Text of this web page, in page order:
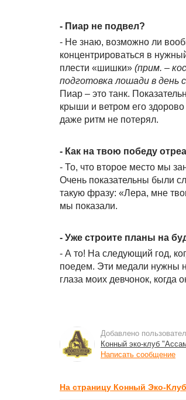
- Пиар не подвел?
- Не знаю, возможно ли
концентрироваться в
плести «шишки» (прим. –
подготовка лошади в день
Пиар – это танк.
крыши и ветром его
даже ритм не потерял.
- Как на твою победу
- То, что второе место мы
Очень показательны были
такую фразу: «Лера, мне
мы показали.
- Уже строите планы на
- А то! На следующий год,
поедем. Эти медали нужны
глаза моих девчонок,
Добавлено
Конный эко-клуб
Написать сообщение
На страницу Конный Эко-